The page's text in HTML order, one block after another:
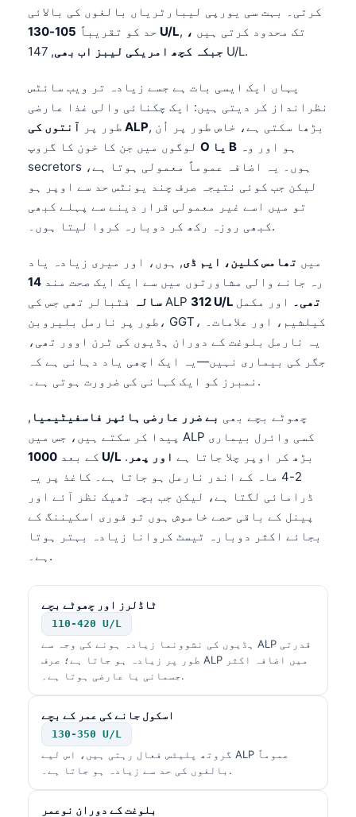
کرتی۔ بہت سی یورپی لیبارٹریاں بالغوں کی بالائی
حد کو تقریباً 105-130 U/L , تک محدود کرتی ہیں ،
جبکہ کچھ امریکی لیبز اب بھی , 147 U/L.
یہاں ایک ایسی بات ہے جسے زیادہ تر ویب سائٹس
نظرانداز کر دیتی ہیں: ایک چکنائی والی غذا عارضی
طور پر آنتوں کی ALP, بڑھا سکتی ہے، خاص طور پر اُن
O یا B
secretors ہوں۔ یہ اضافہ عموماً معمولی ہوتا ہے،
لیکن جب کوئی نتیجہ صرف چند یونٹس حد سے اوپر ہو
تو میں اسے غیر معمولی قرار دینے سے پہلے کبھی
کبھی روزہ رکھ کر دوبارہ کروا لیتا ہوں۔.
میں تھامس کلین، ایم ڈی, ہوں، اور میری زیادہ یاد
رہ جانے والی مشاورتوں میں سے ایک ایک صحت مند 14
سالہ فٹبالر تھی جس کی ALP 312 U/L تھی۔ اور مکمل
طور پر نارمل بلیروبن، GGT، کیلشیم، اور علامات۔
یہ نارمل بلوغت کے دوران ہڈیوں کی ٹرن اوور تھی،
جگر کی بیماری نہیں—یہ ایک اچھی یاد دہانی ہے کہ
نمبرز کو ایک کہانی کی ضرورت ہوتی ہے۔.
چھوٹے بچے بھی بے ضرر عارضی ہائپر فاسفیٹیمیا ,
پیدا کر سکتے ہیں، جس میں ALP کسی وائرل بیماری
کے بعد 1000 U/L بڑھ کر اوپر چلا جاتا ہے اور پھر .
2-4 ماہ کے اندر نارمل ہو جاتا ہے۔ کاغذ پر یہ
ڈرامائی لگتا ہے، لیکن جب بچہ ٹھیک نظر آئے اور
پینل کے باقی حصے خاموش ہوں تو فوری اسکیننگ کے
بجائے اکثر دوبارہ ٹیسٹ کروانا زیادہ بہتر ہوتا
ہے۔.
ٹاڈلرز اور چھوٹے بچے
110-420 U/L
ہڈیوں کی نشوونما زیادہ ہونے کی وجہ سے ALP قدرتی
طور پر زیادہ ہو جاتا ہے؛ صرف ALP میں اضافہ اکثر
جسمانی یا عارضی ہوتا ہے۔.
اسکول جانے کی عمر کے بچے
130-350 U/L
گروتھ پلیٹس فعال رہتی ہیں، اس لیے ALP عموماً
بالغوں کی حد سے زیادہ ہو جاتا ہے۔.
بلوغت کے دوران نوعمر